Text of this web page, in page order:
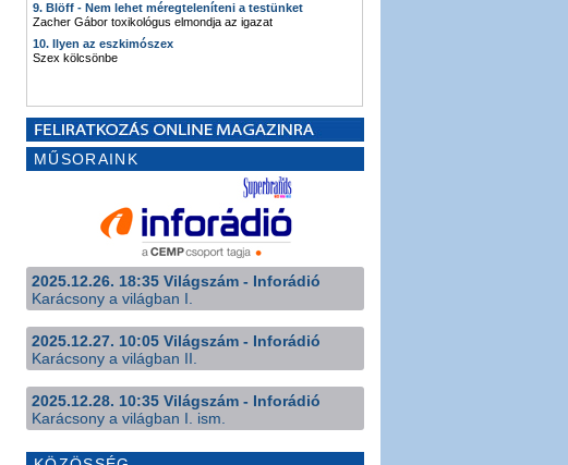
9. Blöff - Nem lehet méregteleníteni a testünket
Zacher Gábor toxikológus elmondja az igazat
10. Ilyen az eszkimószex
Szex kölcsönbe
MŰSORAINK
2025.12.26. 18:35 Világszám - Inforádió
Karácsony a világban I.
2025.12.27. 10:05 Világszám - Inforádió
Karácsony a világban II.
2025.12.28. 10:35 Világszám - Inforádió
Karácsony a világban I. ism.